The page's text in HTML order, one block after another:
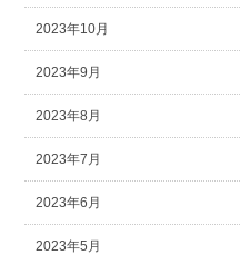
2023年10月
2023年9月
2023年8月
2023年7月
2023年6月
2023年5月